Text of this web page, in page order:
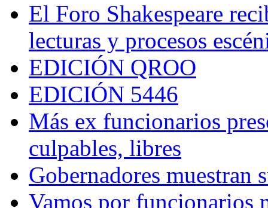
El Foro Shakespeare
lecturas y procesos
EDICIÓN QROO
EDICIÓN 5446
Más ex funcionarios
culpables, libres
Gobernadores muestran
Vamos por funcionarios